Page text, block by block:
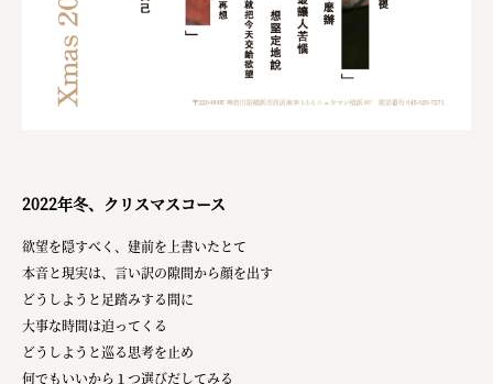
株式会社亀屋万年堂
2022年冬、クリスマスコース
欲望を隠すべく、建前を上書いたとて
本音と現実は、言い訳の隙間から顔を出す
どうしようと足踏みする間に
大事な時間は迫ってくる
どうしようと巡る思考を止め
何でもいいから１つ選びだしてみる